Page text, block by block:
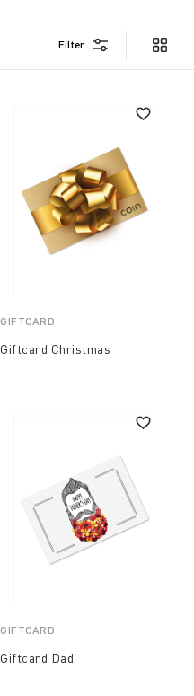
Filter
GIFTCARD
Giftcard Christmas
GIFTCARD
Giftcard Dad